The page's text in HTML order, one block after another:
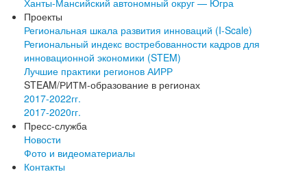
Проекты
Региональная шкала развития инноваций (I-Scale)
Региональный индекс востребованности кадров для
инновационной экономики (STEM)
Лучшие практики регионов АИРР
STEAM/РИТМ-образование в регионах
2017-2022гг.
2017-2020гг.
Пресс-служба
Новости
Фото и видеоматериалы
Контакты